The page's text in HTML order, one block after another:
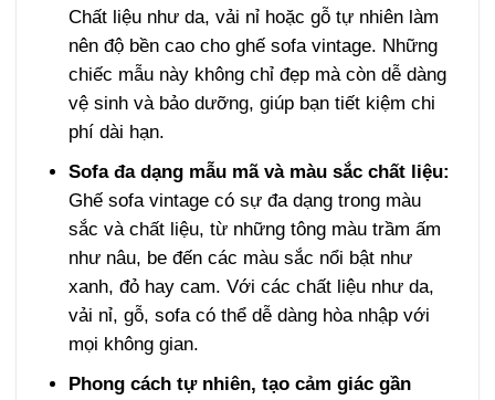
Chất liệu như da, vải nỉ hoặc gỗ tự nhiên làm
nên độ bền cao cho ghế sofa vintage. Những
chiếc mẫu này không chỉ đẹp mà còn dễ dàng
vệ sinh và bảo dưỡng, giúp bạn tiết kiệm chi
phí dài hạn.
Sofa đa dạng mẫu mã và màu sắc chất liệu:
Ghế sofa vintage có sự đa dạng trong màu
sắc và chất liệu, từ những tông màu trầm ấm
như nâu, be đến các màu sắc nổi bật như
xanh, đỏ hay cam. Với các chất liệu như da,
vải nỉ, gỗ, sofa có thể dễ dàng hòa nhập với
mọi không gian.
Phong cách tự nhiên, tạo cảm giác gần